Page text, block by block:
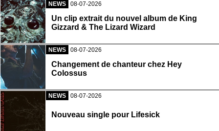
NEWS 08-07-2026
Un clip extrait du nouvel album de King
Gizzard & The Lizard Wizard
NEWS 08-07-2026
Changement de chanteur chez Hey
Colossus
NEWS 08-07-2026
Nouveau single pour Lifesick